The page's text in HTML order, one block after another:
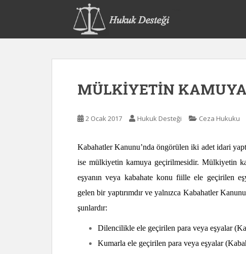
p
MÜLKİYETİN
2 Ocak 2017 Hukuk Desteği Ceza Hukuku
Kabahatler Kanunu’nda öngörülen iki adet idari
ise mülkiyetin kamuya geçirilmesidir. Mülkiyetin
eşyanın veya kabahate konu fiille ele geçirilen
gelen bir yaptırımdır ve yalnızca Kabahatler
şunlardır:
Dilencilikle ele geçirilen para veya eşyalar
Kumarla ele geçirilen para veya eşyalar